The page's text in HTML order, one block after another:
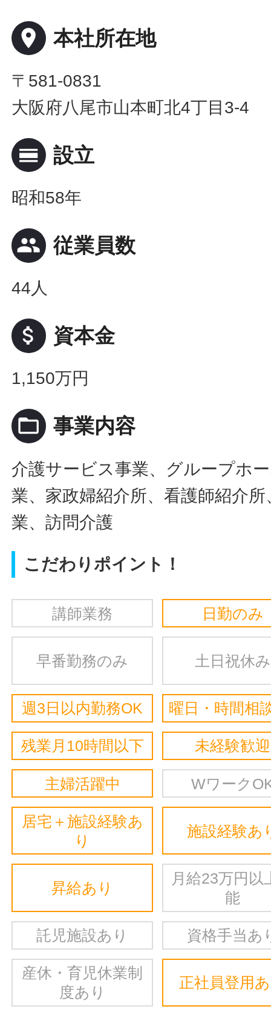
place 本社所在地
〒581-0831
大阪府八尾市山本町北4丁目3-4
calendar_view_day 設立
昭和58年
people 従業員数
44人
attach_money 資本金
1,150万円
folder_open 事業内容
介護サービス事業、グループホ
業、家政婦紹介所、看護師紹介
業、訪問介護
こだわりポイント！
講師業務 日勤のみ
早番勤務のみ 土日祝休み
週3日以内勤務OK 曜日・時間相
残業月10時間以下 未経験歓迎
主婦活躍中 Wワーク
居宅＋施設経験あ
り
施設経験あ
昇給あり
月給23万円以
能
託児施設あり 資格手当あ
産休・育児休業制
度あり
正社員登用